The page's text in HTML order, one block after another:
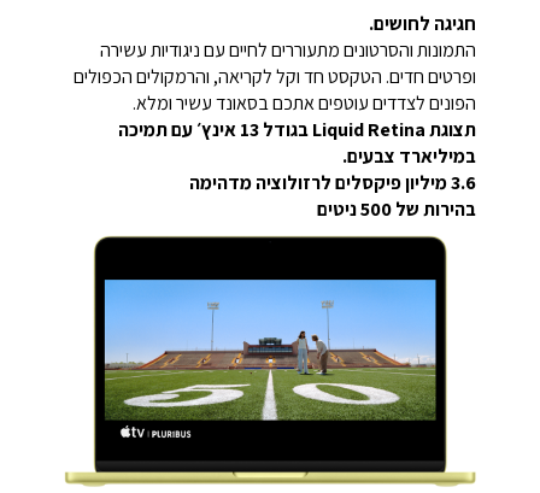
חגיגה לחושים.
התמונות והסרטונים מתעוררים לחיים עם ניגודיות עשירה
ופרטים חדים. הטקסט חד וקל לקריאה, והרמקולים הכפולים
הפונים לצדדים עוטפים אתכם בסאונד עשיר ומלא.
תצוגת Liquid Retina בגודל ‎13 אינץ׳‎ עם תמיכה
במיליארד צבעים.
3.6 מיליון פיקסלים לרזולוציה מדהימה
בהירות של ‎500‎ ניטים